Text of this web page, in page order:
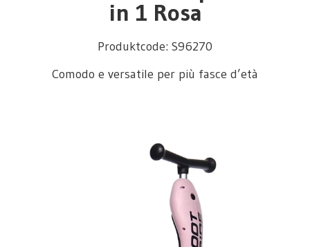
in 1 Rosa
Produktcode: S96270
Comodo e versatile per più fasce d’età